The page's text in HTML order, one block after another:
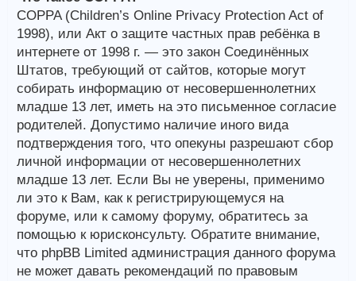
COPPA (Children’s Online Privacy Protection Act of
1998), или Акт о защите частных прав ребёнка в
интернете от 1998 г. — это закон Соединённых
Штатов, требующий от сайтов, которые могут
собирать информацию от несовершеннолетних
младше 13 лет, иметь на это письменное согласие
родителей. Допустимо наличие иного вида
подтверждения того, что опекуны разрешают сбор
личной информации от несовершеннолетних
младше 13 лет. Если Вы не уверены, применимо
ли это к Вам, как к регистрирующемуся на
форуме, или к самому форуму, обратитесь за
помощью к юрисконсульту. Обратите внимание,
что phpBB Limited администрация данного форума
не может давать рекомендаций по правовым